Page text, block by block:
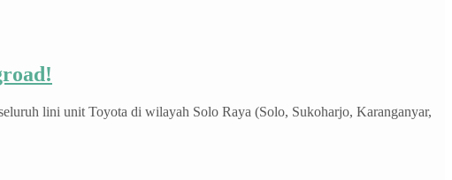
lini unit Toyota di wilayah Solo Raya (Solo, Sukoharjo, Karanganyar,